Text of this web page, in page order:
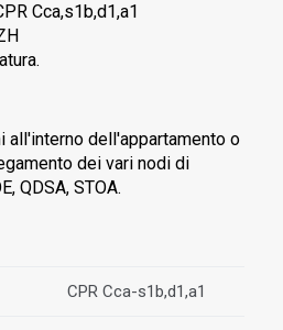
Cca,s1b,d1,a1
all'interno dell'appartamento o
dei vari nodi di
QDSA, STOA.
CPR Cca-s1b,d1,a1